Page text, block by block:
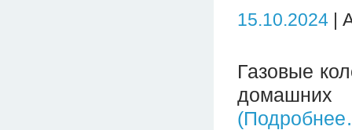
15.10.2024 |
Газовые
домашних